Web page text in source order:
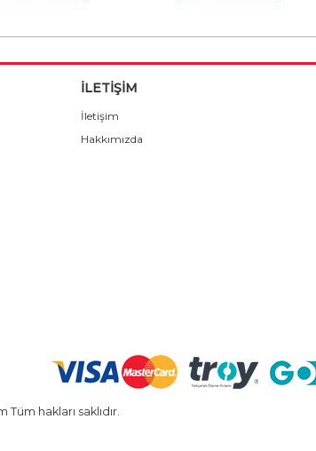
İLETİŞİM
İletişim
Hakkımızda
hakları saklıdır.